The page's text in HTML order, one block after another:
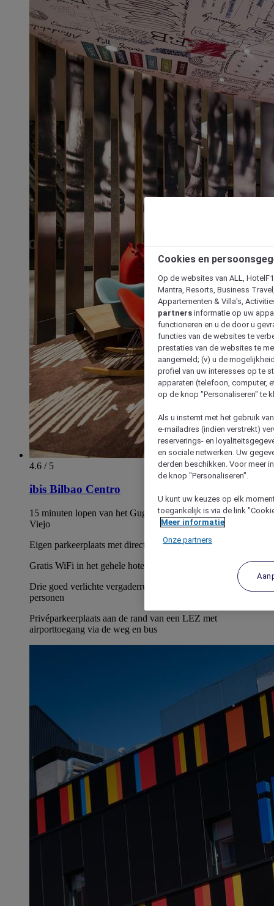
4.6 / 5
ibis Bilbao Centro
15 minuten lopen van het Guggenheim Museum en Casco
Viejo
Eigen parkeerplaats met directe toegang tot hotelkamers
Gratis WiFi in het gehele hotel
Drie goed verlichte vergaderruimten voor maximaal 60
personen
Privéparkeerplaats aan de rand van een LEZ met
airporttoegang via de weg en bus
Cookies en
Op de websites van ALL,
Mantra, Resorts, Business
Appartementen & Villa's,
partners informatie op uw
functioneren en u de door u
functies van de websites te
prestaties van de websites te
aangemeld; (v) u de
profiel van uw interesses op te
apparaten (telefoon, computer,
op de knop "Personaliseren" te
Als u instemt met het gebruik
e-mailadres (indien verstrekt)
reserverings- en
en sociale netwerken. Uw
derden beschikken. Voor meer
de knop "Personaliseren".
U kunt uw keuzes op elk
toegankelijk is via de link
Meer informatie
Onze partners